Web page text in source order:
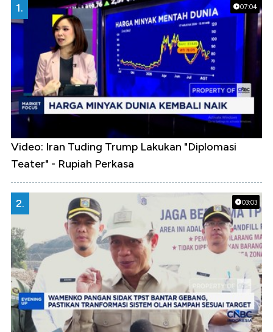
07:04
1.
Video: Iran Tuding Trump Lakukan "Diplomasi
Teater" - Rupiah Perkasa
03:03
2.